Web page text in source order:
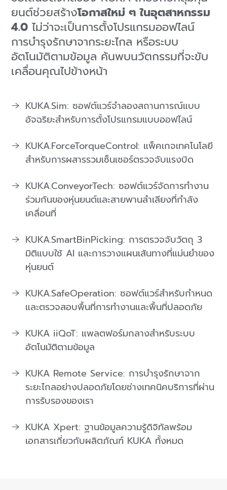
ยนต์ช่วยสร้างโอกาสใหม่ ๆ ในอุตสาหกรรม
4.0 ไม่ว่าจะเป็นการตั้งโปรแกรมออฟไลน์
การบำรุงรักษาจากระยะไกล หรือระบบ
อัตโนมัติตามข้อมูล ค้นพบนวัตกรรมที่จะขับ
เคลื่อนคุณไปข้างหน้า
KUKA.Sim: ซอฟต์แวร์จำลองสถานการณ์แบบ
อัจฉริยะสำหรับการตั้งโปรแกรมแบบออฟไลน์
KUKA.ForceTorqueControl: แพ็คเกจเทคโนโลยี
สำหรับการผสารรวมเซ็นเซอร์ตรวจจับแรงบิด
KUKA.ConveyorTech: ซอฟต์แวร์จัดการทำงาน
ร่วมกันของหุ่นยนต์และสายพานลำเลียงที่กำลัง
เคลื่อนที่
KUKA.SmartBinPicking: การตรวจจับวัตถุ 3
มิติแบบใช้ AI และการวางแผนเส้นทางที่แม่นยำของ
หุ่นยนต์
KUKA.SafeOperation: ซอฟต์แวร์สำหรับกำหนด
และตรวจสอบพื้นที่การทำงานและพื้นที่ปลอดภัย
KUKA iiQoT: แพลตฟอร์มกลางสำหรับระบบ
อัตโนมัติตามข้อมูล
KUKA Remote Service: การบำรุงรักษาจาก
ระยะไกลอย่างปลอดภัยโดยช่างเทคนิคบริการที่ผ่าน
การรับรองของเรา
KUKA Xpert: ฐานข้อมูลความรู้ดิจิทัลพร้อม
เอกสารเกี่ยวกับผลิตภัณฑ์ KUKA ทั้งหมด